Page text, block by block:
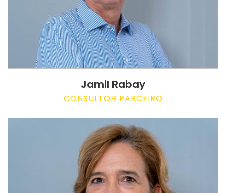
Jamil Rabay
CONSULTOR PARCEIRO